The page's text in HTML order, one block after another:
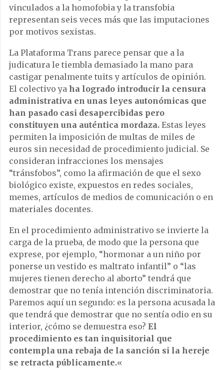
vinculados a la homofobia y la transfobia
representan seis veces más que las imputaciones
por motivos sexistas.
La Plataforma Trans parece pensar que a la
judicatura le tiembla demasiado la mano para
castigar penalmente tuits y artículos de opinión.
El colectivo ya ha logrado introducir la censura
administrativa en unas leyes autonómicas que
han pasado casi desapercibidas pero
constituyen una auténtica mordaza. Estas leyes
permiten la imposición de multas de miles de
euros sin necesidad de procedimiento judicial. Se
consideran infracciones los mensajes
“tránsfobos”, como la afirmación de que el sexo
biológico existe, expuestos en redes sociales,
memes, artículos de medios de comunicación o en
materiales docentes.
En el procedimiento administrativo se invierte la
carga de la prueba, de modo que la persona que
exprese, por ejemplo, “hormonar a un niño por
ponerse un vestido es maltrato infantil” o “las
mujeres tienen derecho al aborto” tendrá que
demostrar que no tenía intención discriminatoria.
Paremos aquí un segundo: es la persona acusada la
que tendrá que demostrar que no sentía odio en su
interior, ¿cómo se demuestra eso? El
procedimiento es tan inquisitorial que
contempla una rebaja de la sanción si la hereje
se retracta públicamente.«